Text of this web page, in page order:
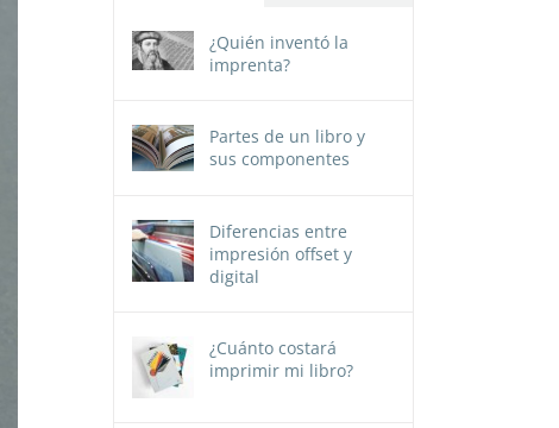
¿Quién inventó la
imprenta?
Partes de un libro y
sus componentes
Diferencias entre
impresión offset y
digital
¿Cuánto costará
imprimir mi libro?